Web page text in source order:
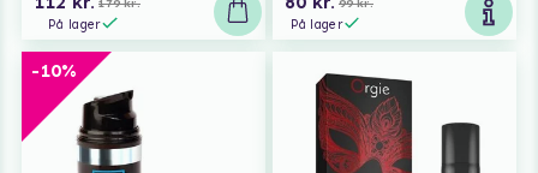
179 kr.
På lager
99 kr.
På lager
-10%